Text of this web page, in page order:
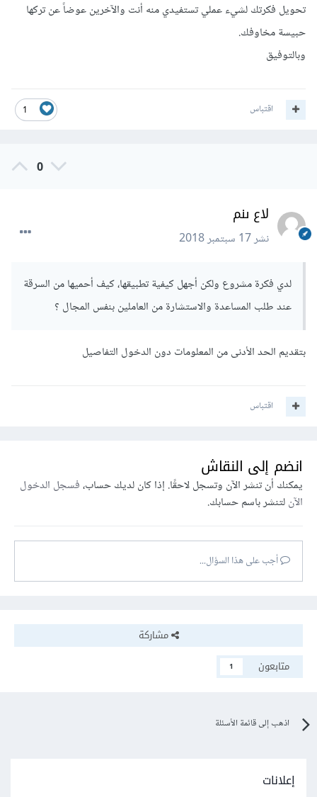
تحويل فكرتك لشيء عملي تستفيدي منه أنت والآخرين عوضاً عن تركها
حبيسة مخاوفك.
وبالتوفيق
1 اقتباس
0
لاع ىنم
نشر17 سبتمبر 2018
لدي فكرة مشروع ولكن أجهل كيفية تطبيقها، كيف أحميها من السرقة
عند طلب المساعدة والاستشارة من العاملين بنفس المجال ؟
بتقديم الحد الأدنى من المعلومات دون الدخول التفاصيل
اقتباس
انضم إلى النقاش
يمكنك أن تنشر الآن وتسجل لاحقًا. إذا كان لديك حساب،فسجل الدخول
الآنلتنشر باسم حسابك.
أجب على هذا السؤال...
مشاركة
متابعون
1
اذهب إلى قائمة الأسئلة
إعلانات